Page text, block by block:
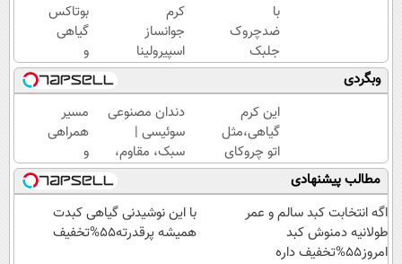
با
ضدچروک
جلبک
اسپیرولینا
جوان شو!
خرید با
تخفیف
ویژه
کرم
جوانساز
اسپیرولینا
بوتاکس
گیاهی
و
خانگی
رسید!
وبگردی
این کرم
گیاهی،مثل
اتو چروکای
پوستتوصاف
میکنه!50%تخفیف
دندان مصنوعی
سوئیسی |
سبک، مقاوم،
طبیعی! ویزیت
رایگان+پرداخت
اقساطی😍
مسیر
همراهی
و
گزارش
عملکرد
گروه
اسنپ
مطالب پیشنهادی
اگه انتخابت کبد سالم و عمر
طولانیه دمنوش کبد
امروز55%تخفیف داره
با این نوشیدنی گیاهی کبدت
همیشه پرقدرته55%تخفیف